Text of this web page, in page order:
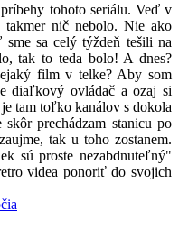
tohoto seriálu. Veď v
takmer nič nebolo. Nie ako
sme sa celý týždeň tešili na
tak to teda bolo! A dnes?
film v telke? Aby som
diaľkový ovládač a ozaj si
tam toľko kanálov s dokola
prechádzam stanicu po
tak u toho zostanem.
sú proste nezabdnuteľný"
videa ponoriť do svojich